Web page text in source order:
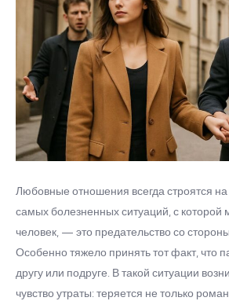
Любовные отношения всегда строятся
самых болезненных ситуаций, с которой
человек, — это предательство со
Особенно тяжело принять тот факт, что
другу или подруге. В такой ситуации
чувство утраты: теряется не только